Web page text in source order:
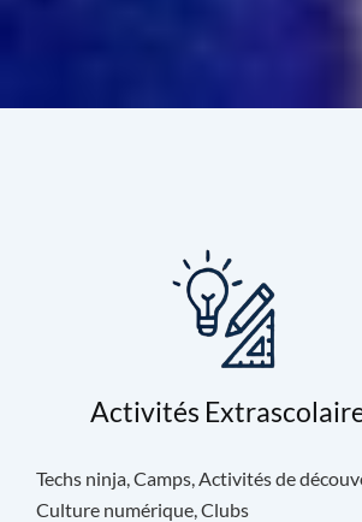
Activités
Techs ninja, Camps, Activités de
Culture numérique, Clubs